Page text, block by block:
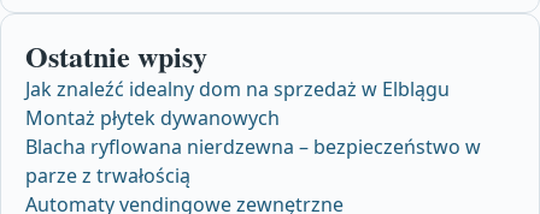
Ostatnie wpisy
Jak znaleźć idealny dom na sprzedaż w Elblągu
Montaż płytek dywanowych
Blacha ryflowana nierdzewna – bezpieczeństwo w
parze z trwałością
Automaty vendingowe zewnętrzne